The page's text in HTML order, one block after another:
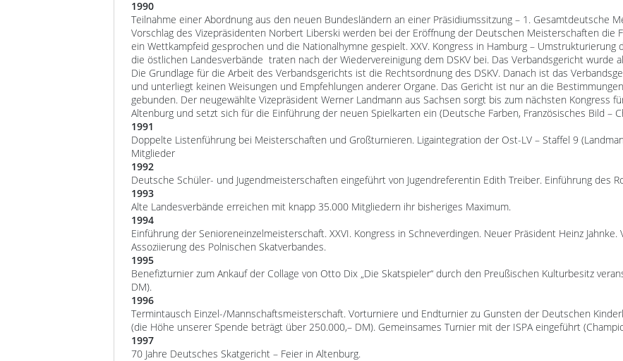
1990
Teilnahme einer Abordnung aus den neuen Bundesländern an einer Präsidiumssitzung – 1. Gesamtdeutsche
Vorschlag des Vizepräsidenten Norbert Liberski werden bei der Eröffnung der Deutschen Meisterschaften die
ein Wettkampfeid gesprochen und die Nationalhymne gespielt. XXV. Kongress in Hamburg – Umstrukturierung
die östlichen Landesverbände traten nach der Wiedervereinigung dem DSKV bei. Das Verbandsgericht wurde
Die Grundlage für die Arbeit des Verbandsgerichts ist die Rechtsordnung des DSKV. Danach ist das
und unterliegt keinen Weisungen und Empfehlungen anderer Organe. Das Gericht ist nur an die
gebunden. Der neugewählte Vizepräsident Werner Landmann aus Sachsen sorgt bis zum nächsten Kongress
Altenburg und setzt sich für die Einführung der neuen Spielkarten ein (Deutsche Farben, Französisches Bild –
1991
Doppelte Listenführung bei Meisterschaften und Großturnieren. Ligaintegration der Ost-LV – Staffel 9
Mitglieder
1992
Deutsche Schüler- und Jugendmeisterschaften eingeführt von Jugendreferentin Edith Treiber. Einführung des
1993
Alte Landesverbände erreichen mit knapp 35.000 Mitgliedern ihr bisheriges Maximum.
1994
Einführung der Senioreneinzelmeisterschaft. XXVI. Kongress in Schneverdingen. Neuer Präsident Heinz Jahnke.
Assoziierung des Polnischen Skatverbandes.
1995
Benefizturnier zum Ankauf der Collage von Otto Dix „Die Skatspieler“ durch den Preußischen Kulturbesitz
DM).
1996
Termintausch Einzel-/Mannschaftsmeisterschaft. Vorturniere und Endturnier zu Gunsten der Deutschen
(die Höhe unserer Spende beträgt über 250.000,– DM). Gemeinsames Turnier mit der ISPA eingeführt
1997
70 Jahre Deutsches Skatgericht – Feier in Altenburg.